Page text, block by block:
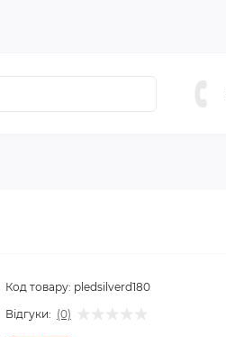
Код товару: pledsilverd180
Відгуки: (0)